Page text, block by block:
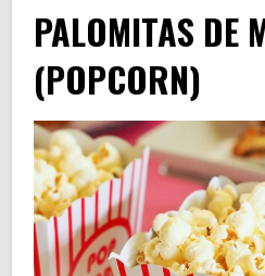
PALOMITAS DE
(POPCORN)